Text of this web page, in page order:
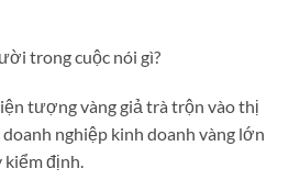
trong cuộc nói gì?
tượng vàng giả trà trộn vào thị
nghiệp kinh doanh vàng lớn
kiểm định.